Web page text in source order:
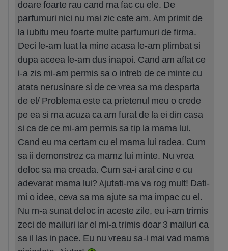
doare foarte rau cand ma fac cu ele. De
parfumuri nici nu mai zic cate am. Am primit de
la iubitu meu foarte multe parfumuri de firma.
Deci le-am luat la mine acasa le-am plimbat si
dupa aceea le-am dus inapoi. Cand am aflat ce
i-a zis mi-am permis sa o intreb de ce minte cu
atata nerusinare si de ce vrea sa ma desparta
de el/ Problema este ca prietenul meu o crede
pe ea si ma acuza ca am furat de la ei din casa
si ca de ce mi-am permis sa tip la mama lui.
Cand eu ma certam cu el mama lui radea. Cum
sa ii demonstrez ca mamz lui minte. Nu vrea
deloc sa ma creada. Cum sa-i arat cine e cu
adevarat mama lui? Ajutati-ma va rog mult! Dati-
mi o idee, ceva sa ma ajute sa ma impac cu el.
Nu m-a sunat deloc in aceste zile, eu i-am trimis
zeci de mailuri iar el mi-a trimis doar 3 mailuri ca
sa il las in pace. Eu nu vreau sa-i mai vad mama